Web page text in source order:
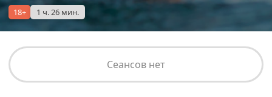
18+ 1 ч. 26 мин.
Сеансов нет